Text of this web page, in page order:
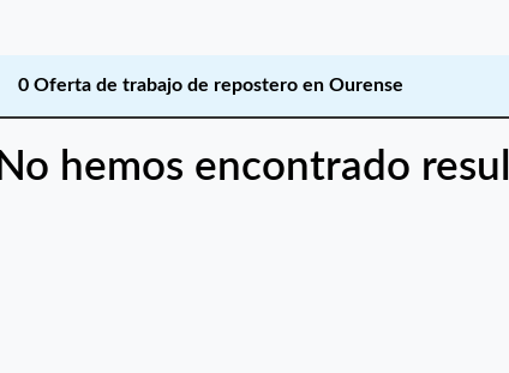
0 Oferta de trabajo de repostero en Ourense
No hemos encontrado